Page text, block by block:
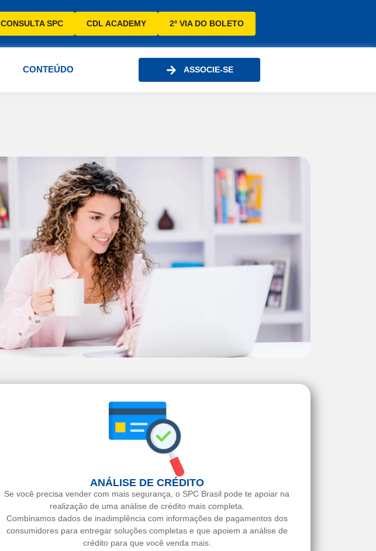
CONSULTA SPC CDL ACADEMY 2º VIA DO BOLETO
CONTEÚDO ASSOCIE-SE
ANÁLISE DE CRÉDITO
Se você precisa vender com mais segurança, o SPC Brasil pode te apoiar na
realização de uma análise de crédito mais completa.
Combinamos dados de inadimplência com informações de pagamentos dos
consumidores para entregar soluções completas e que apoiem a análise de
crédito para que você venda mais.